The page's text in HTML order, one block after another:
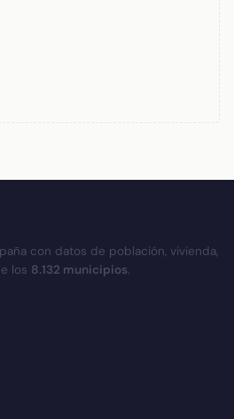
con datos de población, vivienda,
los 8.132 municipios.